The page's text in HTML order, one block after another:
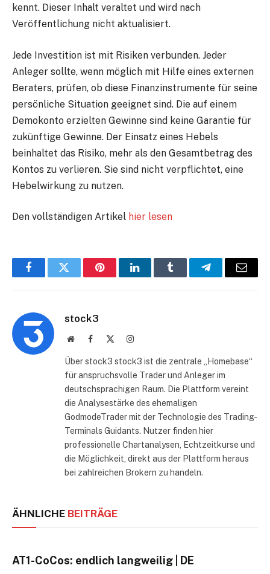
kennt. Dieser Inhalt veraltet und wird nach
Veröffentlichung nicht aktualisiert.
Jede Investition ist mit Risiken verbunden. Jeder
Anleger sollte, wenn möglich mit Hilfe eines externen
Beraters, prüfen, ob diese Finanzinstrumente für seine
persönliche Situation geeignet sind. Die auf einem
Demokonto erzielten Gewinne sind keine Garantie für
zukünftige Gewinne. Der Einsatz eines Hebels
beinhaltet das Risiko, mehr als den Gesamtbetrag des
Kontos zu verlieren. Sie sind nicht verpflichtet, eine
Hebelwirkung zu nutzen.
Den vollständigen Artikel hier lesen
FacebookTwitter PinterestLinkedInTumblr TelegramE-
stock3
WebsiteFacebook Instagram
Über stock3 stock3 ist die zentrale „Homebase“
für anspruchsvolle Trader und Anleger im
deutschsprachigen Raum. Die Plattform vereint
die Analysestärke des ehemaligen
GodmodeTrader mit der Technologie des Trading-
Terminals Guidants. Nutzer finden hier
professionelle Chartanalysen, Echtzeitkurse und
die Möglichkeit, direkt aus der Plattform heraus
bei zahlreichen Brokern zu handeln.
ÄHNLICHE BEITRÄGE
AT1-CoCos: endlich langweilig | DE